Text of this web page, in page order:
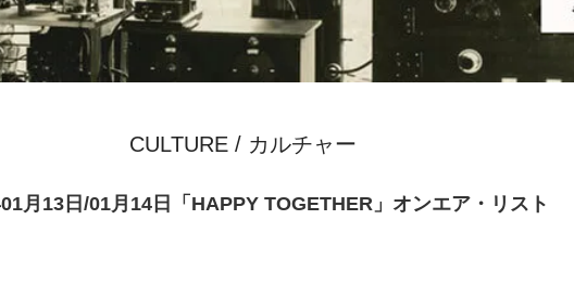
CULTURE / カルチャー
月13日/01月14日「HAPPY TOGETHER」オンエア・リスト